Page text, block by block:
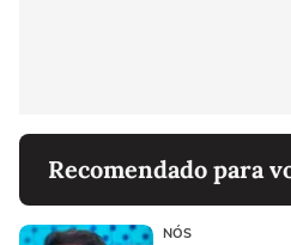
Recomendado para
NÓS